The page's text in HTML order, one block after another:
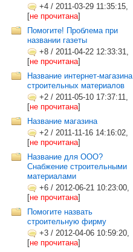
+4 / 2011-03-29 11:35:15,
[не прочитана]
Помогите! Проблема при
названии газеты
+8 / 2011-04-22 12:33:31,
[не прочитана]
Название интернет-магазина
строительных материалов
+2 / 2011-05-10 17:37:11,
[не прочитана]
Название магазина
+2 / 2011-11-16 14:16:02,
[не прочитана]
Название для ООО?
Снабжение строительными
материалами
+6 / 2012-06-21 10:23:00,
[не прочитана]
Помогите назвать
строительную фирму
+3 / 2012-04-06 10:59:20,
[не прочитана]